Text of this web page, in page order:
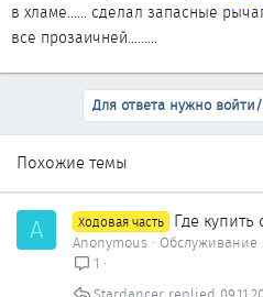
в хламе...... сделал запасные
все прозаичней.........
Для ответа нужно
Похожие темы
A Ходовая часть Где купить
Anonymous
Обслуживание
1